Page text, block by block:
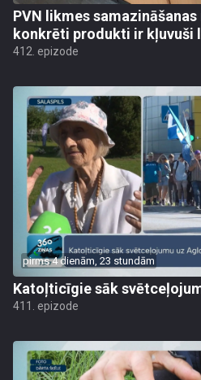
PVN likmes
konkrēti produkti ir kļuvuši
412. epizode
pirms 4 dienām, 23 stundām
Katoļticīgie sāk
411. epizode